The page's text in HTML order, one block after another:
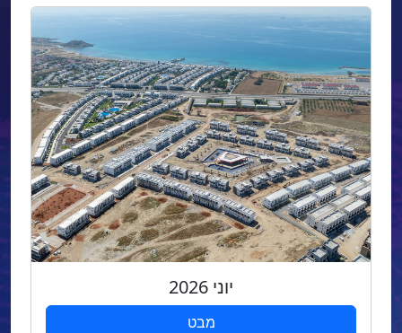
יוני 2026
מבט